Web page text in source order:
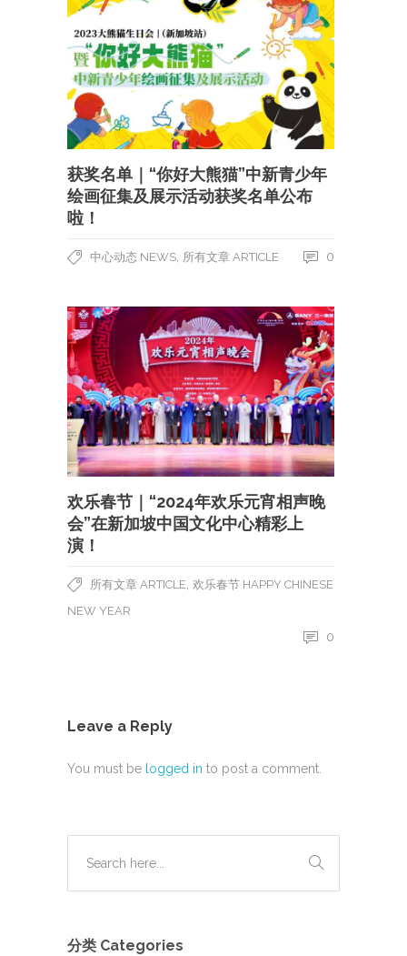
获奖名单｜“你好大熊猫”中新青少年
绘画征集及展示活动获奖名单公布
啦！
中心动态 NEWS 所有文章 ARTICLE 0
欢乐春节｜“2024年欢乐元宵相声晚
会”在新加坡中国文化中心精彩上
演！
所有文章 ARTICLE 欢乐春节 HAPPY CHINESE
NEW YEAR
0
Leave a Reply
You must be logged in to post a comment.
分类 Categories